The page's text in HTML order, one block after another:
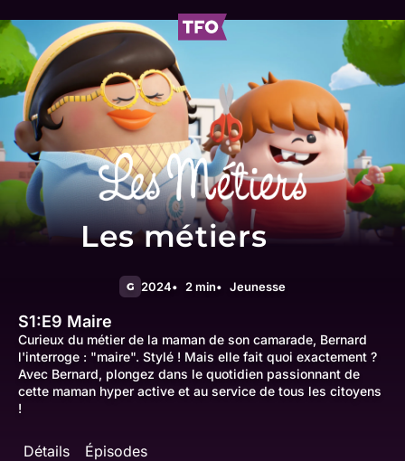
Les métiers
G 2024 2 min Jeunesse
S1:E9 Maire
Curieux du métier de la maman de son camarade, Bernard
l'interroge : "maire". Stylé ! Mais elle fait quoi exactement ?
Avec Bernard, plongez dans le quotidien passionnant de
cette maman hyper active et au service de tous les citoyens
!
Détails Épisodes